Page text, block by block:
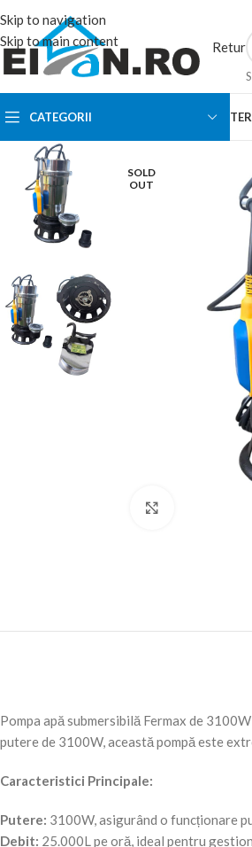
Skip to navigation
Skip to main content
Retur
CATEGORII
SOLD
OUT
Pompa apă submersibilă Fermax de
putere de 3100W, această pompă este
Caracteristici Principale:
Putere: 3100W, asigurând o funcționare
Debit: 25.000L pe oră, ideal pentru